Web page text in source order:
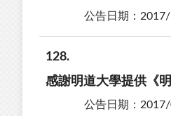
公告日期：
128
感謝明道大學提供《
公告日期：